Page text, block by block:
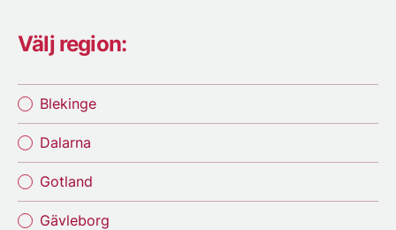
Välj region:
Blekinge
Dalarna
Gotland
Gävleborg